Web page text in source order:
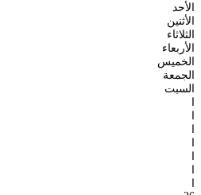
الأحد
الأثنين
الثلاثاء
الأربعاء
الخميس
الجمعة
السبت
ا
ا
ا
ا
ا
ا
ا